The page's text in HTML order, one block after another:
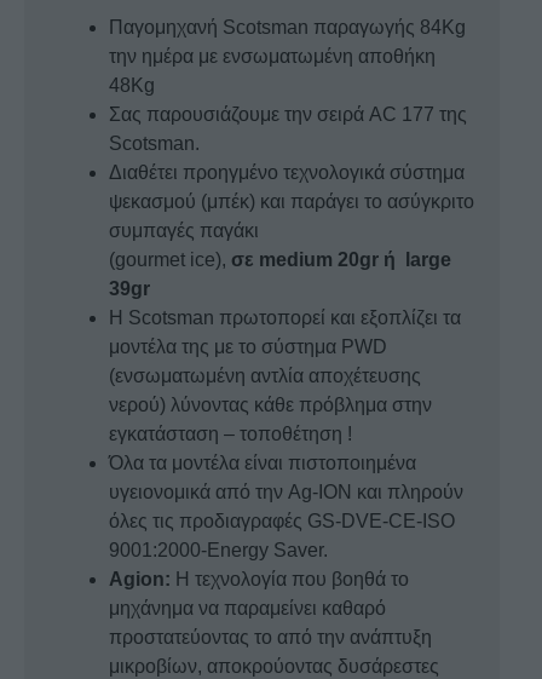
Παγομηχανή Scotsman παραγωγής 84Kg
την ημέρα με ενσωματωμένη αποθήκη
48Kg
Σας παρουσιάζουμε την σειρά AC 177 της
Scotsman.
Διαθέτει προηγμένο τεχνολογικά σύστημα
ψεκασμού (μπέκ) και παράγει το ασύγκριτο
συμπαγές παγάκι
(gourmet ice), σε medium 20gr ή large
39gr
Η Scotsman πρωτοπορεί και εξοπλίζει τα
μοντέλα της με το σύστημα PWD
(ενσωματωμένη αντλία αποχέτευσης
νερού) λύνοντας κάθε πρόβλημα στην
εγκατάσταση – τοποθέτηση !
Όλα τα μοντέλα είναι πιστοποιημένα
υγειονομικά από την Ag-ION και πληρούν
όλες τις προδιαγραφές GS-DVE-CE-ISO
9001:2000-Energy Saver.
Agion: Η τεχνολογία που βοηθά το
μηχάνημα να παραμείνει καθαρό
προστατεύοντας το από την ανάπτυξη
μικροβίων, αποκρούοντας δυσάρεστες